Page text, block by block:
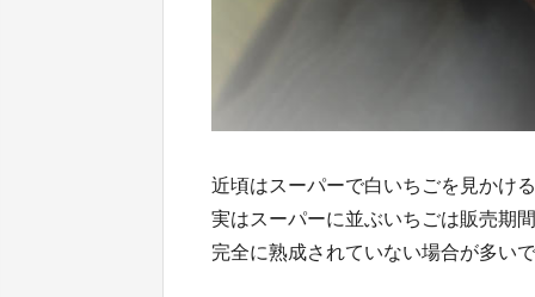
近頃はスーパーで白いちごを見かけ
実はスーパーに並ぶいちごは販売期
完全に熟成されていない場合が多い